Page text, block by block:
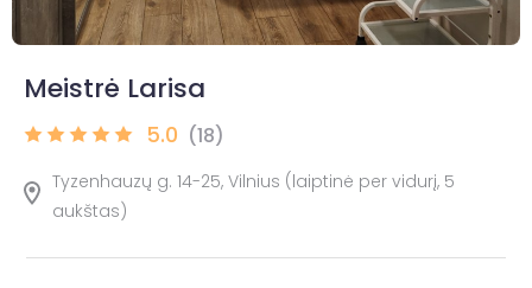
Meistrė Larisa
5.0 (18)
Tyzenhauzų g. 14-25, Vilnius (laiptinė per vidurį, 5
aukštas)